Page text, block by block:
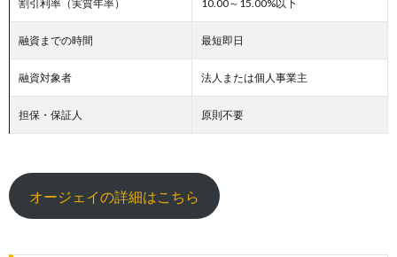
割引利率（実質年率） 10.00～15.00%以下
融資までの時間 最短即日
融資対象者 法人または個人事業主
担保・保証人 原則不要
オージェイの詳細はこちら